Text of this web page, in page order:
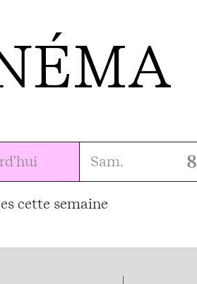
Sam. 8
cette semaine